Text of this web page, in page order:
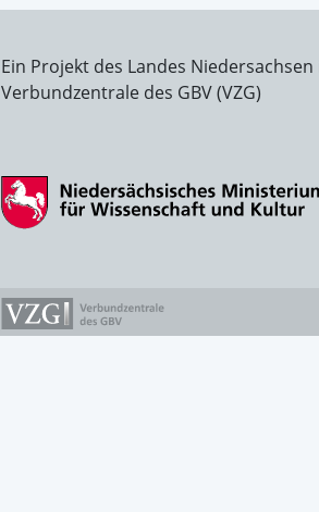
Ein Projekt des Landes
Verbundzentrale des GBV (VZG)